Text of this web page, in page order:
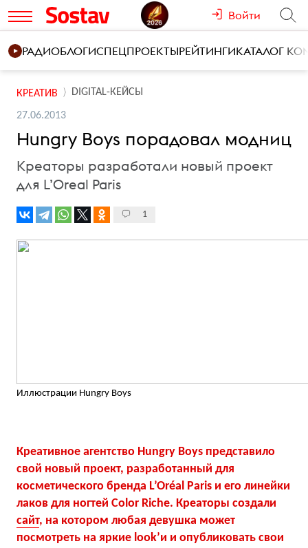
Войти
РАДИОБЛОГИСПЕЦПРОЕКТЫРЕЙТИНГИКАТАЛОГ
КРЕАТИВ DIGITAL-КЕЙСЫ
27.06.2013
Hungry Boys порадовал модниц
Креаторы разработали новый проект
для L’Oreal Paris
1
Иллюстрации Hungry Boys
Креативное агентство Hungry Boys представило
свой новый проект, разработанный для
косметического бренда L’Oréal Paris и его линейки
лаков для ногтей Color Riche. Креаторы создали
сайт, на котором любая девушка может
посмотреть на яркие look’и и опубликовать свои